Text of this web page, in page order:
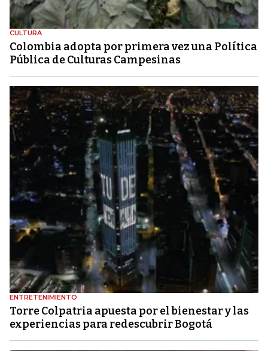
CULTURA
Colombia adopta por primera vez una Política
Pública de Culturas Campesinas
ENTRETENIMIENTO
Torre Colpatria apuesta por el bienestar y las
experiencias para redescubrir Bogotá